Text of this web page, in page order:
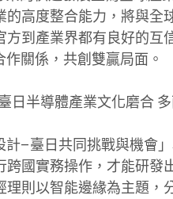
高度整合能力，將與全
到產業界都有良好的互
關係，共創雙贏局面。
日半導體產業文化磨合
–臺日共同挑戰與機會
國實務操作，才能研發
則以智能邊緣為主題，